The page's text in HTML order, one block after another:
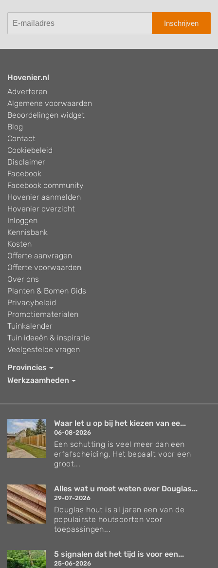
Inschrijven
Hovenier.nl
Adverteren
Algemene voorwaarden
Beoordelingen widget
Blog
Contact
Cookiebeleid
Disclaimer
Facebook
Facebook community
Hovenier aanmelden
Hovenier overzicht
Inloggen
Kennisbank
Kosten
Offerte aanvragen
Offerte voorwaarden
Over ons
Planten & Bomen Gids
Privacybeleid
Promotiematerialen
Tuinkalender
Tuin ideeën & inspiratie
Veelgestelde vragen
Provincies
Werkzaamheden
Waar let u op bij het kiezen van ee...
06-08-2026
Een schutting is veel meer dan een
erfafscheiding. Het bepaalt voor een
groot...
Alles wat u moet weten over Douglas...
29-07-2026
Douglas hout is al jaren een van de
populairste houtsoorten voor
toepassingen...
5 signalen dat het tijd is voor een...
25-06-2026